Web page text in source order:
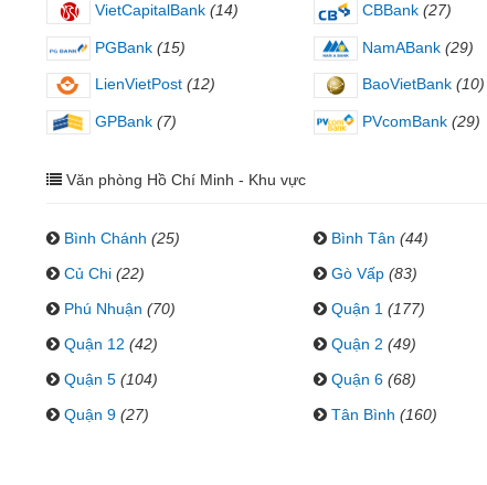
VietCapitalBank (14) CBBank (27)
PGBank (15) NamABank (29)
LienVietPost (12) BaoVietBank (10)
GPBank (7) PVcomBank (29)
Văn phòng Hồ Chí Minh - Khu vực
Bình Chánh (25) Bình Tân (44)
Củ Chi (22) Gò Vấp (83)
Phú Nhuận (70) Quận 1 (177)
Quận 12 (42) Quận 2 (49)
Quận 5 (104) Quận 6 (68)
Quận 9 (27) Tân Bình (160)